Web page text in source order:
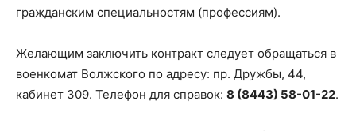
гражданским специальностям (профессиям).
Желающим заключить контракт следует обращаться в
военкомат Волжского по адресу: пр. Дружбы, 44,
кабинет 309. Телефон для справок: 8 (8443) 58-01-22.